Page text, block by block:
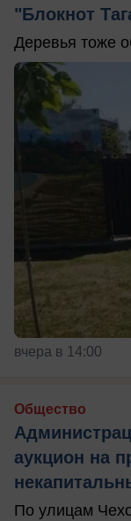
"Блокнот
Деревья тоже
вчера в 14:00
Общество
аукцион на
По улицам